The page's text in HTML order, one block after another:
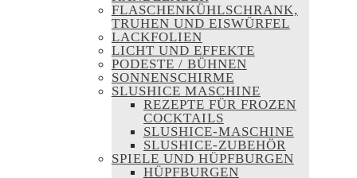
FLASCHENKÜHLSCHRANK,
TRUHEN UND EISWÜRFEL
LACKFOLIEN
LICHT UND EFFEKTE
PODESTE / BÜHNEN
SONNENSCHIRME
SLUSHICE MASCHINE
REZEPTE FÜR FROZEN
COCKTAILS
SLUSHICE-MASCHINE
SLUSHICE-ZUBEHÖR
SPIELE UND HÜPFBURGEN
HÜPFBURGEN